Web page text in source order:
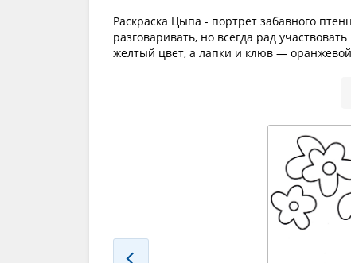
Раскраска Цыпа - портрет забавного
разговаривать, но всегда рад
желтый цвет, а лапки и клюв —